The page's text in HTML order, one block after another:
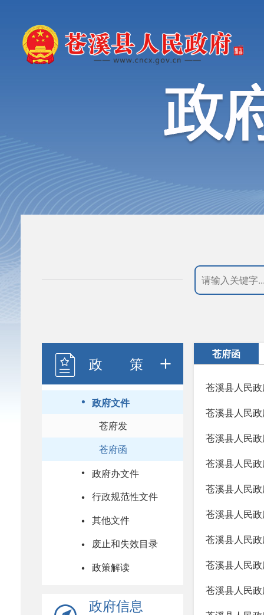
政 策
政府文件
苍府发
苍府函
政府办文件
行政规范性文件
其他文件
废止和失效目录
政策解读
政府信息
苍府函
苍溪县人民
苍溪县人民
苍溪县人民
苍溪县人民
苍溪县人民
苍溪县人民
苍溪县人民
苍溪县人民
苍溪县人民